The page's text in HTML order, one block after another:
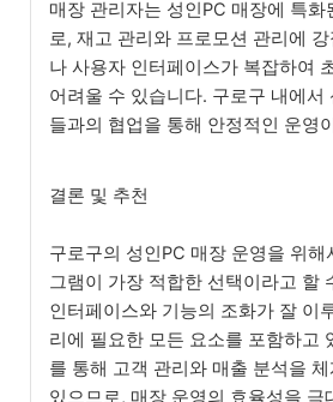
매장 관리자는 성인PC 매장에 특화
로, 재고 관리와 프로모션 관리에
나 사용자 인터페이스가 복잡하여
어려울 수 있습니다. 구로구 내에서
들과의 협업을 통해 안정적인 운영
결론 및 추천
구로구의 성인PC 매장 운영을 위해
그램이 가장 적합한 선택이라고 할
인터페이스와 기능의 조화가 잘 이
리에 필요한 모든 요소를 포함하고
를 통해 고객 관리와 매출 분석을
있으므로, 매장 운영의 효율성을 극